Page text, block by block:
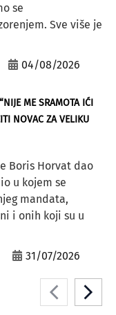
se
Sve više je
04/08/2026
ME SRAMOTA IĆI
NOVAC ZA VELIKU
Boris Horvat dao
u kojem se
mandata,
i onih koji su u
31/07/2026